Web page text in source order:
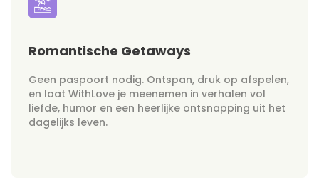
Romantische Getaways
Geen paspoort nodig. Ontspan, druk op afspelen,
en laat WithLove je meenemen in verhalen vol
liefde, humor en een heerlijke ontsnapping uit het
dagelijks leven.